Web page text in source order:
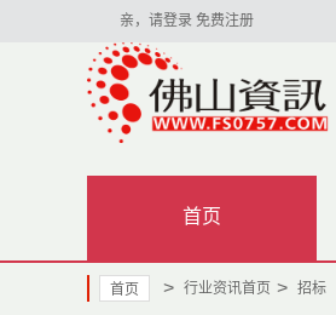
亲，请登录 免费注册
首页
首页 > 行业资讯首页 > 招标